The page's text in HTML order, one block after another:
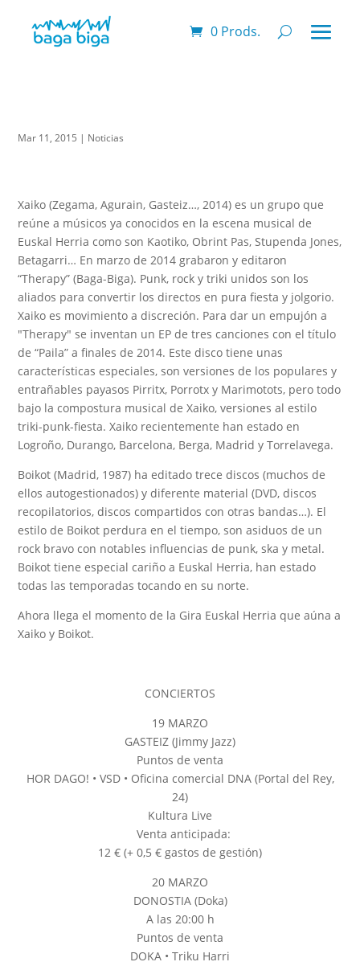
0 Prods.
Mar 11, 2015 | Noticias
Xaiko (Zegama, Agurain, Gasteiz…, 2014) es un grupo que
reúne a músicos ya conocidos en la escena musical de
Euskal Herria como son Kaotiko, Obrint Pas, Stupenda Jones,
Betagarri… En marzo de 2014 grabaron y editaron
“Therapy” (Baga-Biga). Punk, rock y triki unidos son los
aliados para convertir los directos en pura fiesta y jolgorio.
Xaiko es movimiento a discreción. Para dar un empujón a
"Therapy" se inventan un EP de tres canciones con el título
de “Paila” a finales de 2014. Este disco tiene unas
características especiales, son versiones de los populares y
entrañables payasos Pirritx, Porrotx y Marimotots, pero todo
bajo la compostura musical de Xaiko, versiones al estilo
triki-punk-fiesta. Xaiko recientemente han estado en
Logroño, Durango, Barcelona, Berga, Madrid y Torrelavega.
Boikot (Madrid, 1987) ha editado trece discos (muchos de
ellos autogestionados) y diferente material (DVD, discos
recopilatorios, discos compartidos con otras bandas…). El
estilo de Boikot perdura en el tiempo, son asiduos de un
rock bravo con notables influencias de punk, ska y metal.
Boikot tiene especial cariño a Euskal Herria, han estado
todas las temporadas tocando en su norte.
Ahora llega el momento de la Gira Euskal Herria que aúna a
Xaiko y Boikot.
CONCIERTOS
19 MARZO
GASTEIZ (Jimmy Jazz)
Puntos de venta
HOR DAGO! • VSD • Oficina comercial DNA (Portal del Rey,
24)
Kultura Live
Venta anticipada:
12 € (+ 0,5 € gastos de gestión)
20 MARZO
DONOSTIA (Doka)
A las 20:00 h
Puntos de venta
DOKA • Triku Harri